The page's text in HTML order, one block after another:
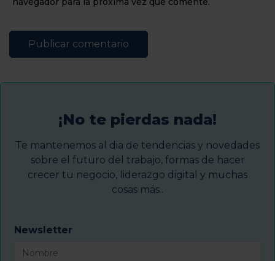
¡No te pierdas nada!
Te mantenemos al dia de tendencias y novedades
sobre el futuro del trabajo, formas de hacer
crecer tu negocio, liderazgo digital y muchas
cosas más..
Newsletter